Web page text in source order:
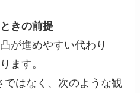
きの前提
が進めやすい代わり
ます。
はなく、次のような観